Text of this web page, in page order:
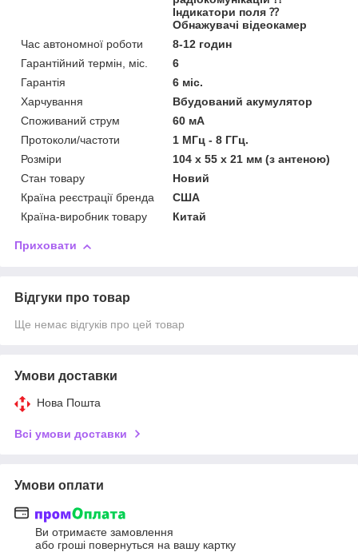
Індикатори поля ⁇
Обнажувачі відеокамер
Час автономної роботи
8-12 годин
Гарантійний термін, міс.
6
Гарантія
6 міс.
Харчування
Вбудований акумулятор
Споживаний струм
60 мА
Протоколи/частоти
1 МГц - 8 ГГц.
Розміри
104 x 55 x 21 мм (з антеною)
Стан товару
Новий
Країна реєстрації бренда
США
Країна-виробник товару
Китай
Приховати
Відгуки про товар
Ще немає відгуків про цей товар
Умови доставки
Нова Пошта
Всі умови доставки
Умови оплати
Ви отримаєте замовлення
або гроші повернуться на вашу картку